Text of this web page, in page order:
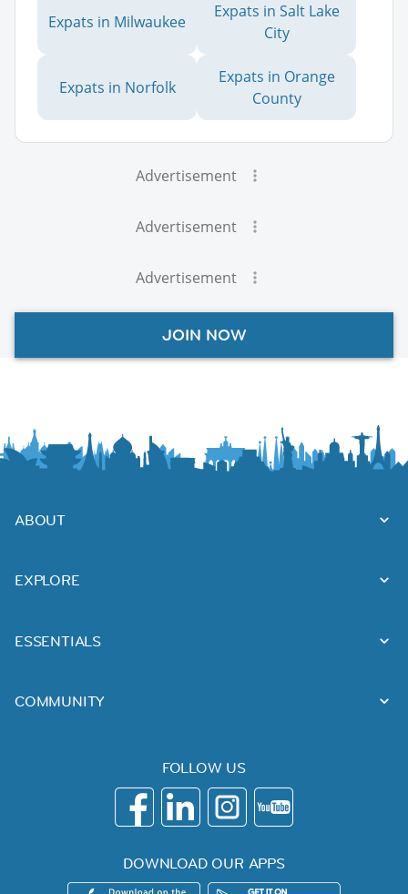
Expats in Milwaukee
Expats in Salt Lake
City
Expats in Norfolk
Expats in Orange
County
Advertisement
Advertisement
Advertisement
JOIN NOW
ABOUT
EXPLORE
ESSENTIALS
COMMUNITY
FOLLOW US
DOWNLOAD OUR APPS